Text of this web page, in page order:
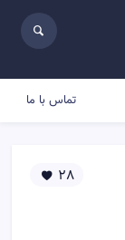
تماس با ما
28